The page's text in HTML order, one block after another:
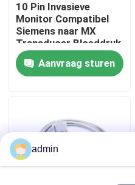
Contacteer ons
Vraag een offerte aan
Beschikbare SPO2-Sensor
10 Pin Invasieve
Monitor Compatibel
Siemens naar MX
Transducer Bloeddruk
IBP
Aanvraag sturen
admin